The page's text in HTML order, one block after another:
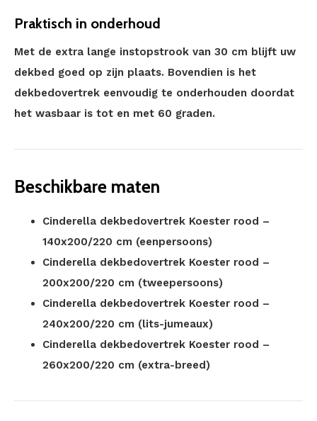
Praktisch in onderhoud
Met de extra lange instopstrook van 30 cm blijft uw
dekbed goed op zijn plaats. Bovendien is het
dekbedovertrek eenvoudig te onderhouden doordat
het wasbaar is tot en met 60 graden.
Beschikbare maten
Cinderella dekbedovertrek Koester rood –
140x200/220 cm (eenpersoons)
Cinderella dekbedovertrek Koester rood –
200x200/220 cm (tweepersoons)
Cinderella dekbedovertrek Koester rood –
240x200/220 cm (lits-jumeaux)
Cinderella dekbedovertrek Koester rood –
260x200/220 cm (extra-breed)